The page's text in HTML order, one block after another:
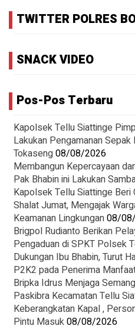
TWITTER POLRES
SNACK VIDEO
Pos-Pos Terbaru
Kapolsek Tellu Siattinge
Lakukan Pengamanan
Tokaseng08/08/2026
Membangun Kepercayaan
Pak Bhabin ini Lakukan
Kapolsek Tellu Siattinge Beri
Shalat Jumat, Mengajak
Keamanan Lingkungan08/
Brigpol Rudianto Berikan
Pengaduan di SPKT Polsek
Dukungan Ibu Bhabin, Turut
P2K2 pada Penerima
Bripka Idrus Menjaga
Paskibra Kecamatan Tellu
Keberangkatan Kapal ,
Pintu Masuk08/08/2026